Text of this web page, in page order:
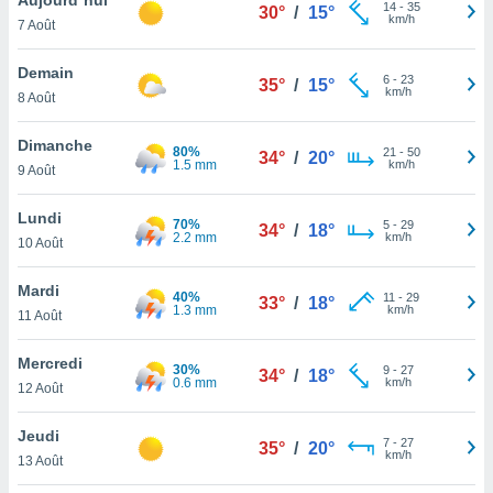
et
»,
au
vous
qu'ils
ou
le
ainsi
un
la
du
7 Août
30° / 15° 14- 35
km/h
Demain
8 Août
35° / 15° 6- 23
km/h
Dimanche
9 Août
80%
1.5 mm
34° / 20° 21 - 50
km/h
Lundi
10 Août
70%
2.2 mm
34° / 18° 5- 29
km/h
Mardi
11 Août
40%
1.3 mm
33° / 18° 11 - 29
km/h
Mercredi
12 Août
30%
0.6 mm
34° / 18° 9- 27
km/h
Jeudi
13 Août
35° / 20° 7- 27
km/h